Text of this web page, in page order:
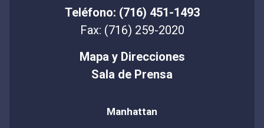
Teléfono: (716) 451-1493
Fax: (716) 259-2020
Mapa y Direcciones
Sala de Prensa
Manhattan